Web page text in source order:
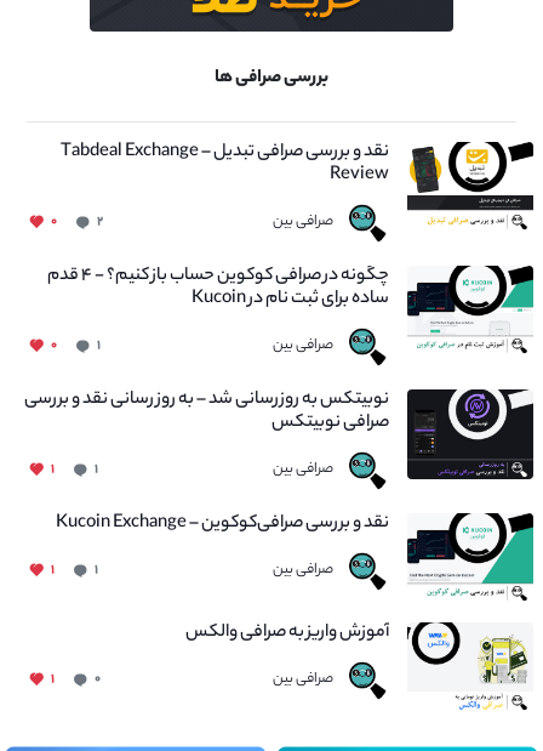
بررسی صرافی ها
نقد و بررسی صرافی تبدیل – Tabdeal Exchange
Review
صرافی بین ۲ ۰
چگونه در صرافی کوکوین حساب باز کنیم؟ - ۴ قدم
ساده برای ثبت نام در Kucoin
صرافی بین ۱ ۰
نوبیتکس به روزرسانی شد – به روز رسانی نقد و بررسی
صرافی نوبیتکس
صرافی بین ۱ ۱
نقد و بررسی صرافی‌کوکوین – Kucoin Exchange
صرافی بین ۱ ۱
آموزش واریز به صرافی والکس
صرافی بین ۰ ۱